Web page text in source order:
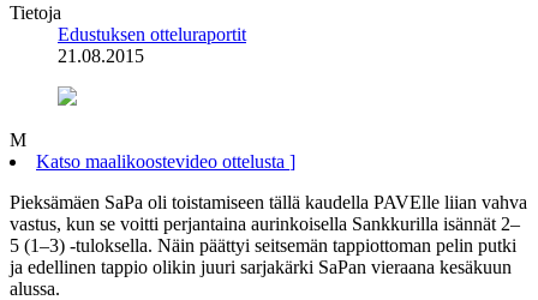
Tietoja
Edustuksen otteluraportit
21.08.2015
M
Katso maalikoostevideo ottelusta ]
Pieksämäen SaPa oli toistamiseen tällä kaudella PAVElle liian vahva
vastus, kun se voitti perjantaina aurinkoisella Sankkurilla isännät 2–
5 (1–3) -tuloksella. Näin päättyi seitsemän tappiottoman pelin putki
ja edellinen tappio olikin juuri sarjakärki SaPan vieraana kesäkuun
alussa.